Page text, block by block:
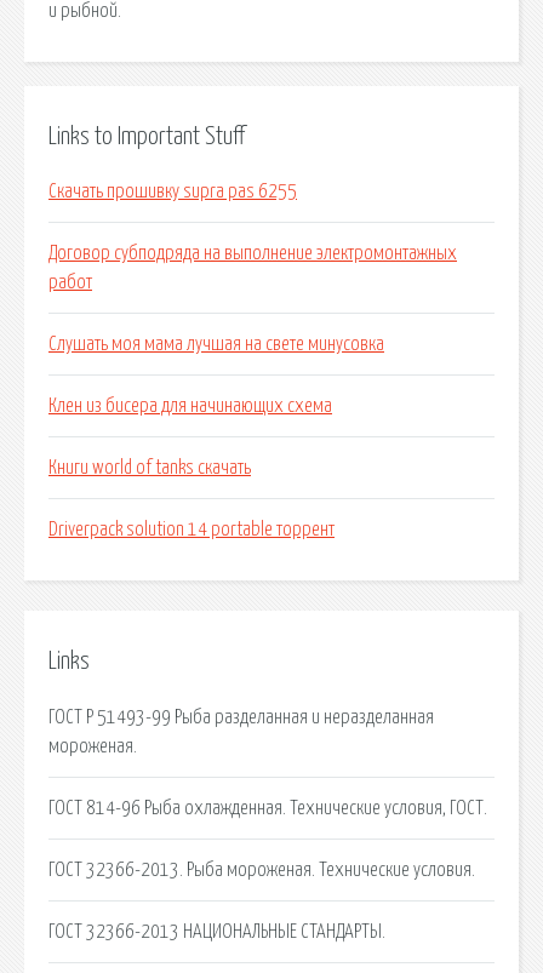
и рыбной.
Links to Important Stuff
Скачать прошивку supra pas 6255
Договор субподряда на выполнение электромонтажных
работ
Слушать моя мама лучшая на свете минусовка
Клен из бисера для начинающих схема
Книги world of tanks скачать
Driverpack solution 14 portable торрент
Links
ГОСТ Р 51493-99 Рыба разделанная и неразделанная
мороженая.
ГОСТ 814-96 Рыба охлажденная. Технические условия, ГОСТ.
ГОСТ 32366-2013. Рыба мороженая. Технические условия.
ГОСТ 32366-2013 НАЦИОНАЛЬНЫЕ СТАНДАРТЫ.